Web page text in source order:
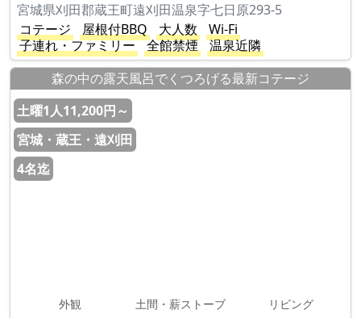
宮城県刈田郡蔵王町遠刈田温泉字七日原293-5
コテージ
屋根付BBQ 大人数
Wi-Fi
子連れ・ファミリー
全館禁煙
温泉近隣
森の中の露天風呂でくつろげる最新コテージ
土曜1人11,200円～
宮城・蔵王・遠刈田
4名迄
外観 土間・薪ストーブ リビング